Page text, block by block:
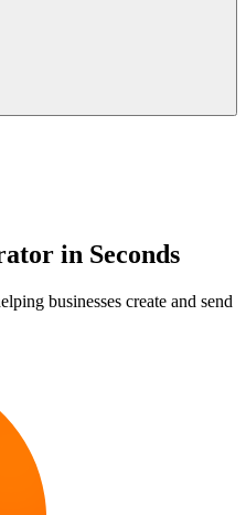
in Seconds
businesses create and send